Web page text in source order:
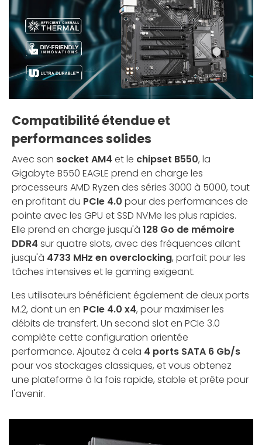
Compatibilité étendue et
performances solides
Avec son socket AM4 et le chipset B550, la
Gigabyte B550 EAGLE prend en charge les
processeurs AMD Ryzen des séries 3000 à 5000, tout
en profitant du PCIe 4.0 pour des performances de
pointe avec les GPU et SSD NVMe les plus rapides.
Elle prend en charge jusqu'à 128 Go de mémoire
DDR4 sur quatre slots, avec des fréquences allant
jusqu'à 4733 MHz en overclocking, parfait pour les
tâches intensives et le gaming exigeant.
Les utilisateurs bénéficient également de deux ports
M.2, dont un en PCIe 4.0 x4, pour maximiser les
débits de transfert. Un second slot en PCIe 3.0
complète cette configuration orientée
performance. Ajoutez à cela 4 ports SATA 6 Gb/s
pour vos stockages classiques, et vous obtenez
une plateforme à la fois rapide, stable et prête pour
l'avenir.